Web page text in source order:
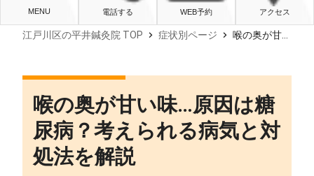
電話する WEB予約 アクセス
江戸川区の平井鍼灸院 TOP chevron_right 症状別ページ chevron_right 喉の奥が甘い味…原因は糖尿病？考えられる病気と対処法を解説
喉の奥が甘い味…原因は糖
尿病？考えられる病気と対
処法を解説